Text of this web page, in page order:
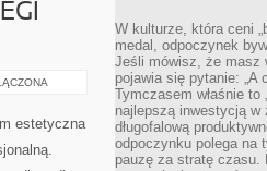
estetyczna
W kulturze, która ceni
medal, odpoczynek
Jeśli mówisz, że masz
pojawia się pytanie: „A
Tymczasem właśnie to
najlepszą inwestycją w
długofalową
odpoczynku polega na
pauzę za stratę